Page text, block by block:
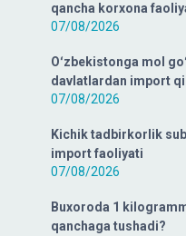
qancha korxona
07/08/2026
Oʻzbekistonga mol
davlatlardan import
07/08/2026
Kichik tadbirkorlik
import faoliyati
07/08/2026
Buxoroda 1
qanchaga tushadi?